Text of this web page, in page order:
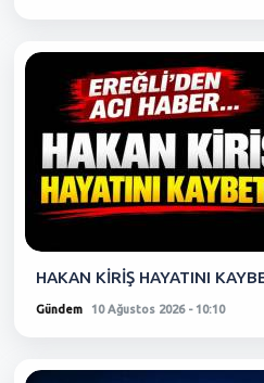
HAKAN KİRİŞ HAYATINI
Gündem 10 Ağustos 2026 - 10:10